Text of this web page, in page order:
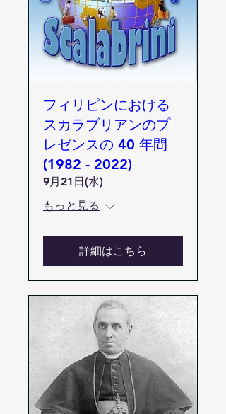
フィリピンにおける
スカラブリアンのプ
レゼンスの 40 年間
(1982 - 2022)
9月21日(水)
もっと見る
詳細はこちら